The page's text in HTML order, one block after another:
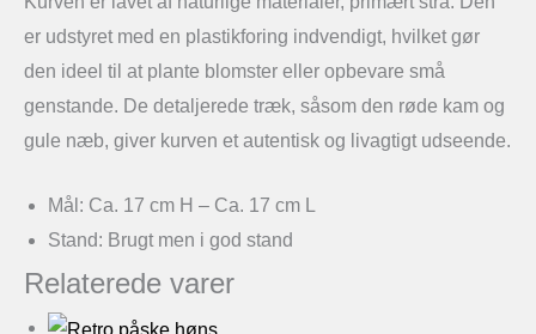
er udstyret med en plastikforing indvendigt, hvilket gør
den ideel til at plante blomster eller opbevare små
genstande. De detaljerede træk, såsom den røde kam og
gule næb, giver kurven et autentisk og livagtigt udseende.
Mål: Ca. 17 cm H – Ca. 17 cm L
Stand: Brugt men i god stand
Relaterede varer